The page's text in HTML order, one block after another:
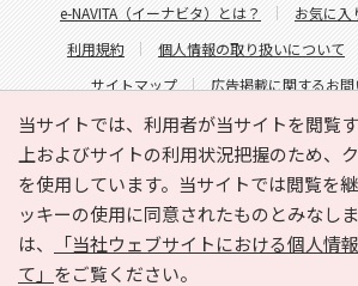
当サイトでは、利用者が当サイトを閲覧
上およびサイトの利用状況把握のため、
を使用しています。当サイトでは閲覧を
ッキーの使用に同意されたものとみなし
は、
「当社ウェブサイトにおける個人情
て」 をご覧ください。
e-NAVITA（イーナビタ）とは？ お気に入
利用規約
個人情報の取り扱いについて
サイトマップ
広告掲載に関するお
サイトの内容に関するお問い
Copyright © HYOJITO.Co.,Ltd. All Rights